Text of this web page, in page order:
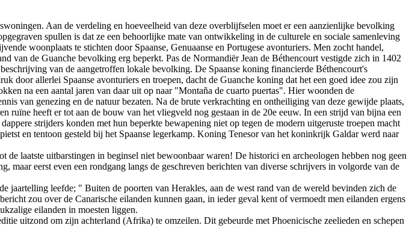
Aan de verdeling en hoeveelheid van deze overblijfselen moet er een aanzienlijke bevolking
spullen is dat ze een behoorlijke mate van ontwikkeling in de culturele en sociale samenleving
woonplaats te stichten door Spaanse, Genuaanse en Portugese avonturiers. Men zocht handel,
van de Guanche bevolking erg beperkt. Pas de Normandiër Jean de Béthencourt vestigde zich in 1402
van de aangetroffen lokale bevolking. De Spaanse koning financierde Béthencourt's
allerlei Spaanse avonturiers en troepen, dacht de Guanche koning dat het een goed idee zou zijn
na een aantal jaren van daar uit op naar "Montaña de cuarto puertas". Hier woonden de
van genezing en de natuur bezaten. Na de brute verkrachting en ontheiliging van deze gewijde plaats,
heeft er tot aan de bouw van het vliegveld nog gestaan in de 20e eeuw. In een strijd van bijna een
strijders konden met hun beperkte bewapening niet op tegen de modern uitgeruste troepen macht
en tentoon gesteld bij het Spaanse legerkamp. Koning Tenesor van het koninkrijk Galdar werd naar
laatste uitbarstingen in beginsel niet bewoonbaar waren! De historici en archeologen hebben nog geen
eerst even een rondgang langs de geschreven berichten van diverse schrijvers in volgorde van de
leefde; " Buiten de poorten van Herakles, aan de west rand van de wereld bevinden zich de
zou over de Canarische eilanden kunnen gaan, in ieder geval kent of vermoedt men eilanden ergens
eilanden in moesten liggen.
uitzond om zijn achterland (Afrika) te omzeilen. Dit gebeurde met Phoenicische zeelieden en schepen